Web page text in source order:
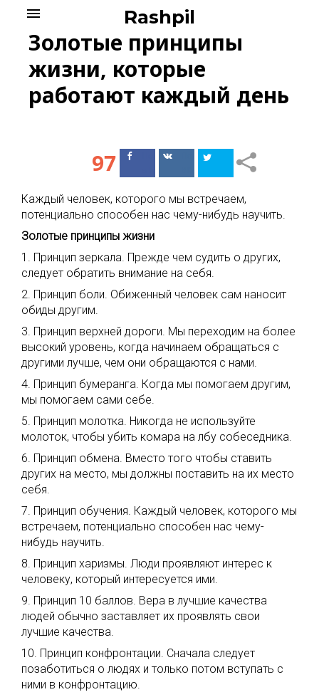
content
Rashpil
menu
Золотые принципы
жизни, которые
работают каждый день
97
ПоделитьсяПоделиться
Каждый человек, которого мы встречаем,
потенциально способен нас чему-нибудь научить.
Золотые принципы жизни
1. Принцип зеркала. Прежде чем судить о других,
следует обратить внимание на себя.
2. Принцип боли. Обиженный человек сам наносит
обиды другим.
3. Принцип верхней дороги. Мы переходим на более
высокий уровень, когда начинаем обращаться с
другими лучше, чем они обращаются с нами.
4. Принцип бумеранга. Когда мы помогаем другим,
мы помогаем сами себе.
5. Принцип молотка. Никогда не используйте
молоток, чтобы убить комара на лбу собеседника.
6. Принцип обмена. Вместо того чтобы ставить
других на место, мы должны поставить на их место
себя.
7. Принцип обучения. Каждый человек, которого мы
встречаем, потенциально способен нас чему-
нибудь научить.
8. Принцип харизмы. Люди проявляют интерес к
человеку, который интересуется ими.
9. Принцип 10 баллов. Вера в лучшие качества
людей обычно заставляет их проявлять свои
лучшие качества.
10. Принцип конфронтации. Сначала следует
позаботиться о людях и только потом вступать с
ними в конфронтацию.